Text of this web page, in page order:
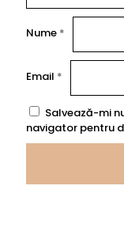
Nume *
Email *
Salvează-mi
navigator pentru